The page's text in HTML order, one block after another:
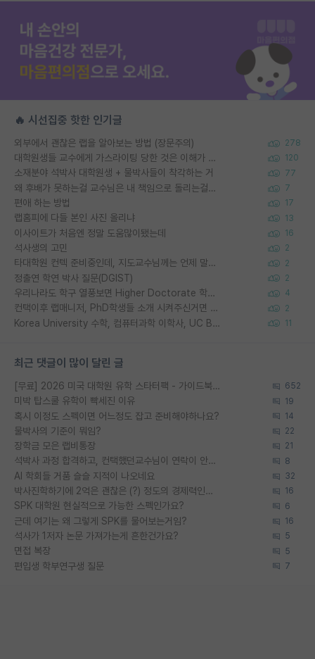
🔥 시선집중 핫한 인기글
외부에서 괜찮은 랩을 알아보는 방법 (장문주의) 278
대학원생들 교수에게 가스라이팅 당한 것은 이해가 갑니다. 안타깝네요. 120
소재분야 석박사 대학원생 + 물박사들이 착각하는 거 77
왜 후배가 못하는걸 교수님은 내 책임으로 돌리는걸까요? 7
편애 하는 방법 17
랩홈피에 다들 본인 사진 올리냐 13
이사이트가 처음엔 정말 도움많이됐는데 16
석사생의 고민 2
타대학원 컨텍 준비중인데, 지도교수님께는 언제 말씀드려야 할까요? 2
정출연 학연 박사 질문(DGIST) 2
우리나라도 학구 열풍보면 Higher Doctorate 학위가 필요하다고 봅니다. 4
컨택이후 랩매니저, PhD학생들 소개 시켜주신거면 거의 컨펌에 가깝나요? 2
Korea University 수학, 컴퓨터과학 이학사, UC Berkeley 산업공학 대학원 공학박사가 되는 것은 쉽지 않겠죠? 11
최근 댓글이 많이 달린 글
[무료] 2026 미국 대학원 유학 스타터팩 - 가이드북 & 합격자 컨택메일 템플릿 652
미박 탑스쿨 유학이 빡세진 이유 19
혹시 이정도 스펙이면 어느정도 잡고 준비해야하나요? 14
물박사의 기준이 뭐임? 22
장학금 모은 랩비통장 21
석박사 과정 합격하고, 컨택했던교수님이 연락이 안됩니다... 8
AI 학회들 거품 슬슬 지적이 나오네요 32
박사진학하기에 2억은 괜찮은 (?) 정도의 경제력인가요 16
SPK 대학원 현실적으로 가능한 스펙인가요? 6
근데 여기는 왜 그렇게 SPK를 물어보는거임? 16
석사가 1저자 논문 가져가는게 흔한건가요? 5
면접 복장 5
편입생 학부연구생 질문 7